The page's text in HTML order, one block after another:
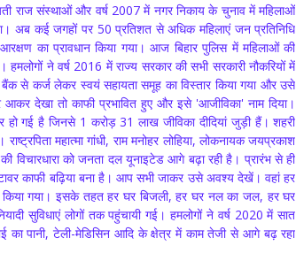
राज संस्थाओं और वर्ष 2007 में नगर निकाय के चुनाव में महिलाओं
अब कई जगहों पर 50 प्रतिशत से अधिक महिलाएं जन प्रतिनिधि
का प्रावधान किया गया। आज बिहार पुलिस में महिलाओं की
ने वर्ष 2016 में राज्य सरकार की सभी सरकारी नौकरियों में
से कर्ज लेकर स्वयं सहायता समूह का विस्तार किया गया और उसे
आकर देखा तो काफी प्रभावित हुए और इसे 'आजीविका' नाम दिया।
गई है जिनसे 1 करोड़ 31 लाख जीविका दीदियां जुड़ी हैं। शहरी
महात्मा गांधी, राम मनोहर लोहिया, लोकनायक जयप्रकाश
विचारधारा को जनता दल यूनाइटेड आगे बढ़ा रही है। प्रारंभ से ही
काफी बढ़िया बना है। आप सभी जाकर उसे अवश्य देखें। वहां हर
गया। इसके तहत हर घर बिजली, हर घर नल का जल, हर घर
सुविधाएं लोगों तक पहुंचायी गई। हमलोगों ने वर्ष 2020 में सात
पानी, टेली-मेडिसिन आदि के क्षेत्र में काम तेजी से आगे बढ़ रहा